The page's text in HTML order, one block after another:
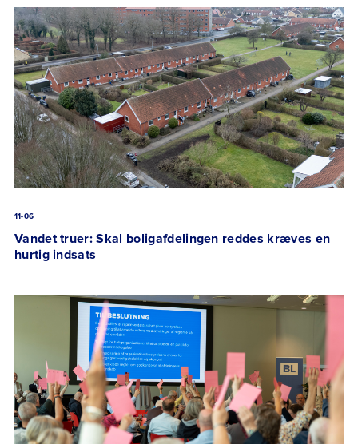
11-06
Vandet truer: Skal boligafdelingen reddes kræves en
hurtig indsats